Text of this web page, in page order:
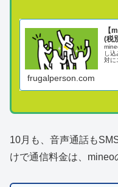
【
(税
し
対に
frugalperson.com
10月も、音声通話も
けで通信料金は、mineo